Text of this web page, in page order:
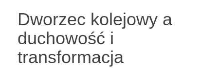
Dworzec kolejowy a
duchowość i
transformacja